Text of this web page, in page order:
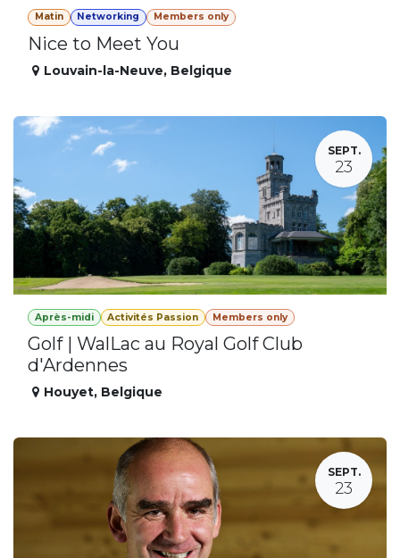
Matin Networking Members only
Nice to Meet You
Louvain-la-Neuve, Belgique
SEPT.
23
Après-midi Activités Passion Members only
Golf | WalLac au Royal Golf Club
d'Ardennes
Houyet, Belgique
SEPT.
23